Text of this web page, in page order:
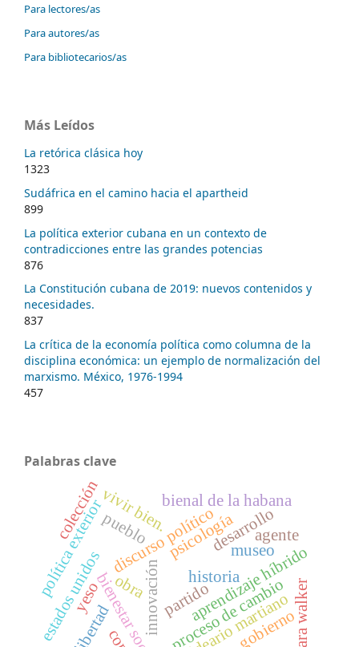
Para lectores/as
Para autores/as
Para bibliotecarios/as
Más Leídos
La retórica clásica hoy
1323
Sudáfrica en el camino hacia el apartheid
899
La política exterior cubana en un contexto de
contradicciones entre las grandes potencias
876
La Constitución cubana de 2019: nuevos contenidos y
necesidades.
837
La crítica de la economía política como columna de la
disciplina económica: un ejemplo de normalización del
marxismo. México, 1976-1994
457
Palabras clave
innovación aprendizaje híbrido
psicología
bienestar social
discurso político
estados unidos historia
libertad
política exterior
proceso de cambio
vivir bien.
ideario martiano
bienal de la habana
kara walker
desarrollo
gobierno
partido
pueblo
colección
museo
obra
yeso
agente